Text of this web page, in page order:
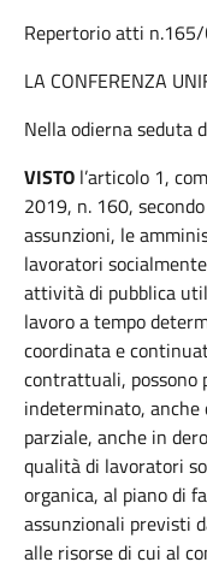
Repertorio atti
LA CONFERENZA
Nella odierna seduta
VISTO l’articolo 1,
2019, n. 160,
assunzioni, le
lavoratori
attività di pubblica
lavoro a tempo
coordinata e
contrattuali, possono
indeterminato,
parziale, anche in
qualità di lavoratori
organica, al piano di
assunzionali previsti
alle risorse di cui al